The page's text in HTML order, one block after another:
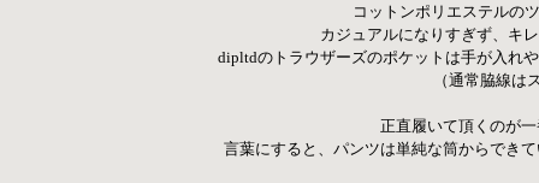
コットンポリエステルの
カジュアルになりすぎず、キ
dipltdのトラウザーズのポケットは手が入れ
（通常脇線は
正直履いて頂くのが
言葉にすると、パンツは単純な筒からでき